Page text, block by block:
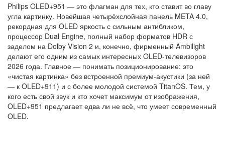
Philips OLED+951 — это флагман для тех, кто ставит во главу
угла картинку. Новейшая четырёхслойная панель META 4.0,
рекордная для OLED яркость с сильным антибликом,
процессор Dual Engine, полный набор форматов HDR с
заделом на Dolby Vision 2 и, конечно, фирменный Ambilight
делают его одним из самых интересных OLED-телевизоров
2026 года. Главное — понимать позиционирование: это
«чистая картинка» без встроенной премиум-акустики (за ней
— к OLED+911) и с более молодой системой TitanOS. Тем, у
кого есть свой звук и кто хочет максимум от изображения,
OLED+951 предлагает едва ли не всё, что умеет современный
OLED.